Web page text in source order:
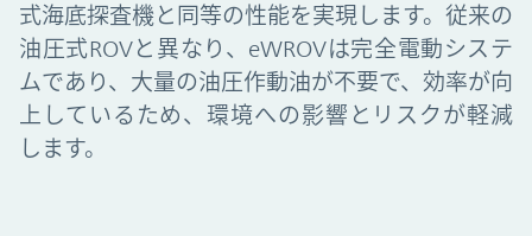
式海底探査機と同等の性能を実現します。従来の
油圧式ROVと異なり、eWROVは完全電動システ
ムであり、大量の油圧作動油が不要で、効率が向
上しているため、環境への影響とリスクが軽減
します。